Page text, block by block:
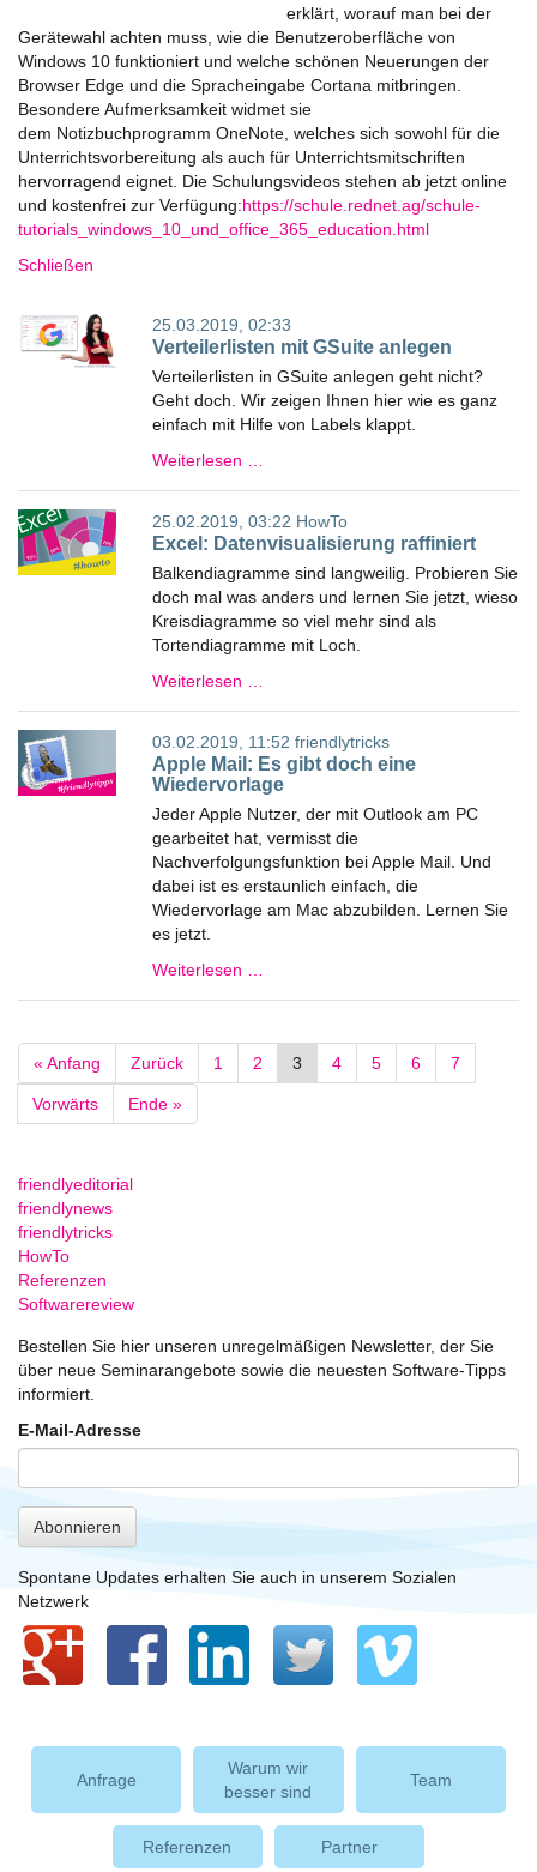
erklärt, worauf man bei der
Gerätewahl achten muss, wie die Benutzeroberfläche von
Windows 10 funktioniert und welche schönen Neuerungen der
Browser Edge und die Spracheingabe Cortana mitbringen.
Besondere Aufmerksamkeit widmet sie
dem Notizbuchprogramm OneNote, welches sich sowohl für die
Unterrichtsvorbereitung als auch für Unterrichtsmitschriften
hervorragend eignet. Die Schulungsvideos stehen ab jetzt online
und kostenfrei zur Verfügung:https://schule.rednet.ag/schule-
tutorials_windows_10_und_office_365_education.html
Schließen
25.03.2019, 02:33
Verteilerlisten mit GSuite anlegen
Verteilerlisten in GSuite anlegen geht nicht?
Geht doch. Wir zeigen Ihnen hier wie es ganz
einfach mit Hilfe von Labels klappt.
Weiterlesen …
25.02.2019, 03:22 HowTo
Excel: Datenvisualisierung raffiniert
Balkendiagramme sind langweilig. Probieren Sie
doch mal was anders und lernen Sie jetzt, wieso
Kreisdiagramme so viel mehr sind als
Tortendiagramme mit Loch.
Weiterlesen …
03.02.2019, 11:52 friendlytricks
Apple Mail: Es gibt doch eine
Wiedervorlage
Jeder Apple Nutzer, der mit Outlook am PC
gearbeitet hat, vermisst die
Nachverfolgungsfunktion bei Apple Mail. Und
dabei ist es erstaunlich einfach, die
Wiedervorlage am Mac abzubilden. Lernen Sie
es jetzt.
Weiterlesen …
« Anfang Zurück 1 2 3 4 5 6 7
Vorwärts Ende »
friendlyeditorial
friendlynews
friendlytricks
HowTo
Referenzen
Softwarereview
Bestellen Sie hier unseren unregelmäßigen Newsletter, der Sie
über neue Seminarangebote sowie die neuesten Software-Tipps
informiert.
E-Mail-Adresse
Abonnieren
Spontane Updates erhalten Sie auch in unserem Sozialen
Netzwerk
Anfrage
Warum wir
besser sind
Team
Referenzen Partner